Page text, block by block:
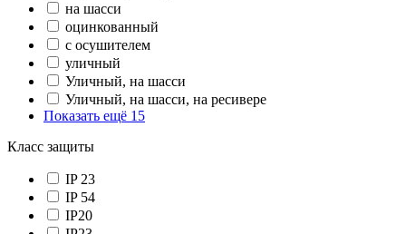
на шасси
оцинкованный
с осушителем
уличный
Уличный, на шасси
Уличный, на шасси, на ресивере
Показать ещё 15
Класс защиты
IP 23
IP 54
IP20